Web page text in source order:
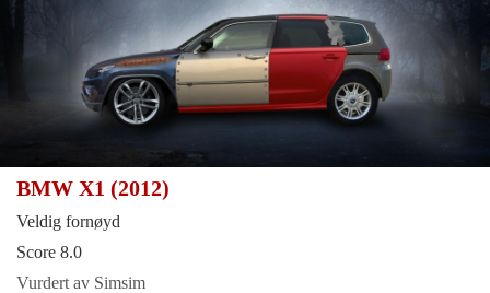
BMW X1 (2012)
Veldig fornøyd
Score 8.0
Vurdert av Simsim